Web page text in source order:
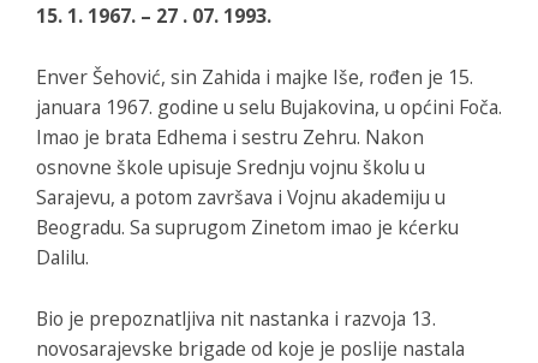
15. 1. 1967. – 27 . 07. 1993.
Enver Šehović, sin Zahida i majke Iše, rođen je 15.
januara 1967. godine u selu Bujakovina, u općini Foča.
Imao je brata Edhema i sestru Zehru. Nakon
osnovne škole upisuje Srednju vojnu školu u
Sarajevu, a potom završava i Vojnu akademiju u
Beogradu. Sa suprugom Zinetom imao je kćerku
Dalilu.
Bio je prepoznatljiva nit nastanka i razvoja 13.
novosarajevske brigade od koje je poslije nastala